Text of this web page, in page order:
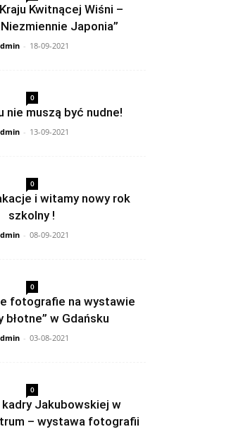
Kwitnącej Wiśni –
Japonia”
- 18-09-2021
0
nie muszą być nudne!
- 13-09-2021
0
i witamy nowy rok
szkolny !
- 08-09-2021
0
fotografie na wystawie
błotne” w Gdańsku
- 03-08-2021
0
kadry Jakubowskiej w
– wystawa fotografii